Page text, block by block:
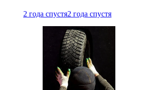
2 года спустя2 года спустя